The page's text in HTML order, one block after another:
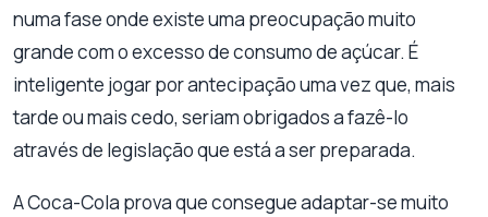
numa fase onde existe uma preocupação muito
grande com o excesso de consumo de açúcar. É
inteligente jogar por antecipação uma vez que, mais
tarde ou mais cedo, seriam obrigados a fazê-lo
através de legislação que está a ser preparada.
A Coca-Cola prova que consegue adaptar-se muito